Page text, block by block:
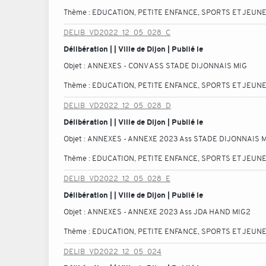
Thème : EDUCATION, PETITE ENFANCE, SPORTS ET
DELIB_VD2022_12_05_028_C
Délibération | | Ville de Dijon | Publié le
Objet : ANNEXES - CONV ASS STADE DIJONNAIS MIG
Thème : EDUCATION, PETITE ENFANCE, SPORTS ET
DELIB_VD2022_12_05_028_D
Délibération | | Ville de Dijon | Publié le
Objet : ANNEXES - ANNEXE 2023 Ass STADE DIJONNAIS
Thème : EDUCATION, PETITE ENFANCE, SPORTS ET
DELIB_VD2022_12_05_028_E
Délibération | | Ville de Dijon | Publié le
Objet : ANNEXES - ANNEXE 2023 Ass JDA HAND MIG2
Thème : EDUCATION, PETITE ENFANCE, SPORTS ET
DELIB_VD2022_12_05_024